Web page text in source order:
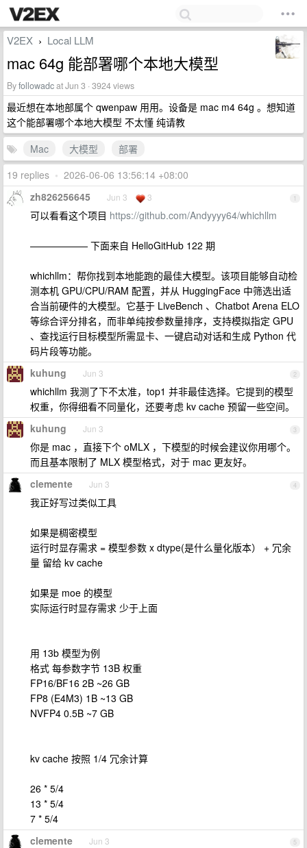
V2EX › Local LLM
mac 64g 能部署哪个本地大模型
Byfollowadcat Jun 3 · 3924 views
最近想在本地部属个 qwenpaw 用用。设备是 mac m4 64g 。想知道
这个能部署哪个本地大模型 不太懂 纯请教
Mac
大模型
部署
19 replies • 2026-06-06 13:56:14 +08:00
1
zh826256645 Jun 3 3
可以看看这个项目 https://github.com/Andyyyy64/whichllm
—————— 下面来自 HelloGitHub 122 期
whichllm：帮你找到本地能跑的最佳大模型。该项目能够自动检
测本机 GPU/CPU/RAM 配置，并从 HuggingFace 中筛选出适
合当前硬件的大模型。它基于 LiveBench 、Chatbot Arena ELO
等综合评分排名，而非单纯按参数量排序，支持模拟指定 GPU
、查找运行目标模型所需显卡、一键启动对话和生成 Python 代
码片段等功能。
2
kuhung Jun 3
whichllm 我测了下不太准，top1 并非最佳选择。它提到的模型
权重，你得细看不同量化，还要考虑 kv cache 预留一些空间。
3
kuhung Jun 3
你是 mac ，直接下个 oMLX ，下模型的时候会建议你用哪个。
而且基本限制了 MLX 模型格式，对于 mac 更友好。
4
clemente Jun 3
我正好写过类似工具
如果是稠密模型
运行时显存需求 = 模型参数 x dtype(是什么量化版本） + 冗余
量 留给 kv cache
如果是 moe 的模型
实际运行时显存需求 少于上面
用 13b 模型为例
格式 每参数字节 13B 权重
FP16/BF16 2B ~26 GB
FP8 (E4M3) 1B ~13 GB
NVFP4 0.5B ~7 GB
kv cache 按照 1/4 冗余计算
26 * 5/4
13 * 5/4
7 * 5/4
5
clemente Jun 3